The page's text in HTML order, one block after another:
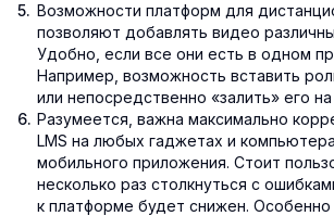
Возможности платформ для
позволяют добавлять видео
Удобно, если все они есть в одном
Например, возможность вставить
или непосредственно «залить» его
Разумеется, важна максимально
LMS на любых гаджетах и
мобильного приложения. Стоит
несколько раз столкнуться с
к платформе будет снижен. Особенно